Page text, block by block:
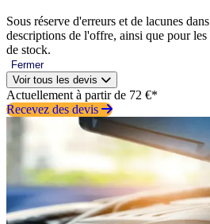
Sous réserve d'erreurs et de lacunes
descriptions de l'offre, ainsi que pour les
de stock.
Fermer
Voir tous les devis
Actuellement à partir de 72 €*
Recevez des devis